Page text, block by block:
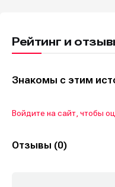
Рейтинг и
Знакомы с этим
Войдите на сайт, чтобы
Отзывы (0)